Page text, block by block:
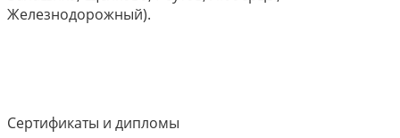
Железнодорожный).
Сертификаты и дипломы